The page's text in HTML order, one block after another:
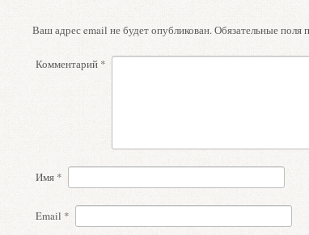
Ваш адрес email не будет опубликован.Обязательные поля
Комментарий *
Имя *
Email *